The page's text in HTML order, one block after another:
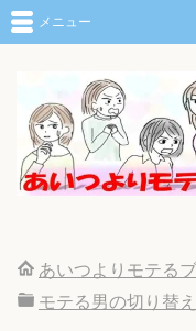
メニュー
あいつよりモテるブ
モテる男の切り替